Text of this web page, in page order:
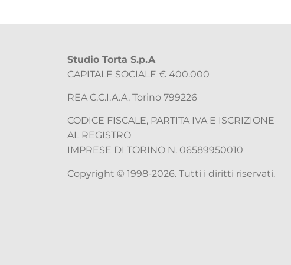
Studio Torta S.p.A
CAPITALE SOCIALE € 400.000
REA C.C.I.A.A. Torino 799226
CODICE FISCALE, PARTITA IVA E ISCRIZIONE
AL REGISTRO
IMPRESE DI TORINO N. 06589950010
Copyright © 1998-2026. Tutti i diritti riservati.